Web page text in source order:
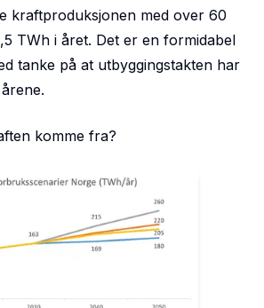
kraftproduksjonen med over 60
TWh i året. Det er en formidabel
tanke på at utbyggingstakten har
komme fra?